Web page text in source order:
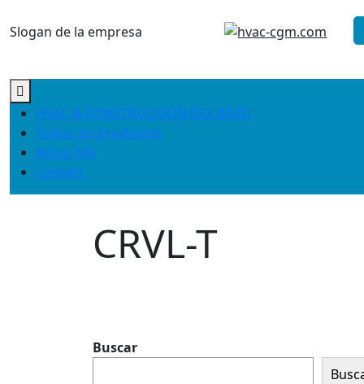
Slogan de la empresa
HVAC & CONSTRUCCIÓN DEL BAJIO
Todos los productos
About Me
Contact
CRVL-T
Buscar